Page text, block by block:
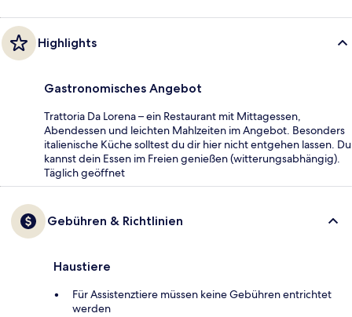
Highlights
Gastronomisches Angebot
Trattoria Da Lorena – ein Restaurant mit Mittagessen,
Abendessen und leichten Mahlzeiten im Angebot. Besonders
italienische Küche solltest du dir hier nicht entgehen lassen. Du
kannst dein Essen im Freien genießen (witterungsabhängig).
Täglich geöffnet
Gebühren & Richtlinien
Haustiere
Für Assistenztiere müssen keine Gebühren entrichtet
werden